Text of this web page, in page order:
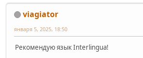
viagiator
января 5, 2025, 18:50
Рекомендую язык Interlingua!